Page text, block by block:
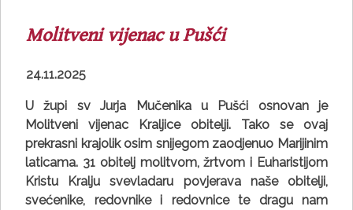
Molitveni vijenac u Pušći
24.11.2025
U župi sv Jurja Mučenika u Pušći osnovan je
Molitveni vijenac Kraljice obitelji. Tako se ovaj
prekrasni krajolik osim snijegom zaodjenuo Marijinim
laticama. 31 obitelj molitvom, žrtvom i Euharistijom
Kristu Kralju svevladaru povjerava naše obitelji,
svećenike, redovnike i redovnice te dragu nam